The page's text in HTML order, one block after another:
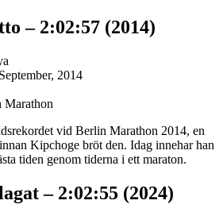
– 2:02:57 (2014)
2014
Marathon
vid Berlin Marathon 2014, en
Kipchoge bröt den. Idag innehar han
tiden genom tiderna i ett maraton.
– 2:02:55 (2024)